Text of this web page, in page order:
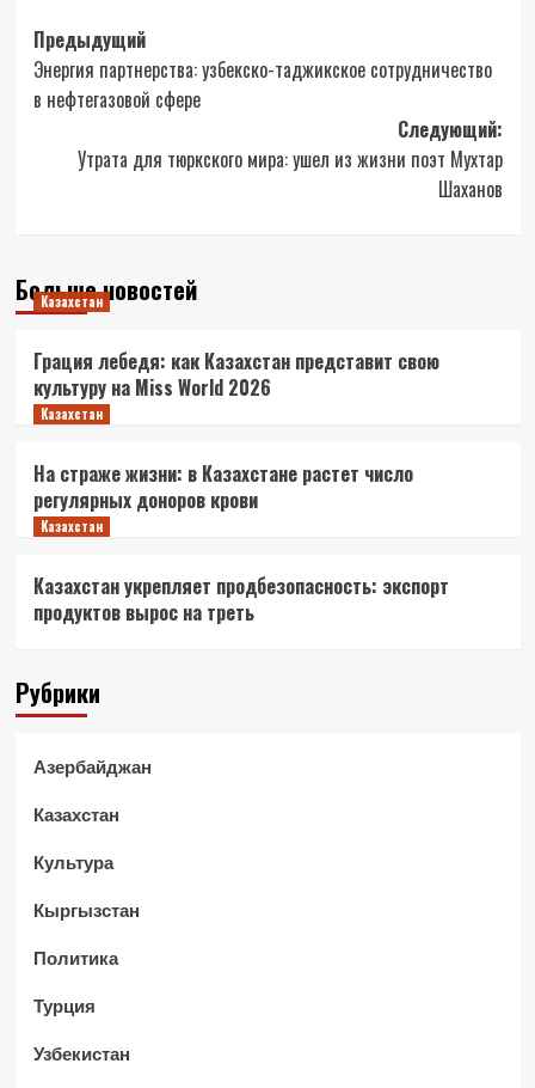
Навигация
записи
Предыдущий
Энергия партнерства: узбекско-таджикское сотрудничество
в нефтегазовой сфере
Следующий:
Утрата для тюркского мира: ушел из жизни поэт Мухтар
Шаханов
Больше новостей
Казахстан
Грация лебедя: как Казахстан представит свою
культуру на Miss World 2026
Казахстан
На страже жизни: в Казахстане растет число
регулярных доноров крови
Казахстан
Казахстан укрепляет продбезопасность: экспорт
продуктов вырос на треть
Рубрики
Азербайджан
Казахстан
Культура
Кыргызстан
Политика
Турция
Узбекистан